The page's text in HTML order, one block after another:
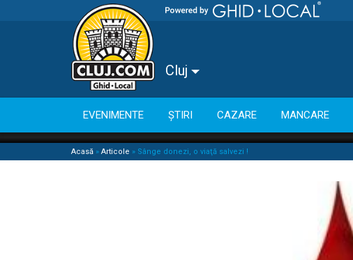
Cluj
EVENIMENTE ȘTIRI CAZARE MANCARE
Acasă » Articole » Sânge donezi, o viaţă salvezi !